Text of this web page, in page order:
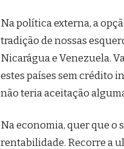
Na política externa, a
tradição de nossas
Nicarágua e Venezuela.
estes países sem crédito
não teria aceitação
Na economia, quer que o
rentabilidade. Recorre a